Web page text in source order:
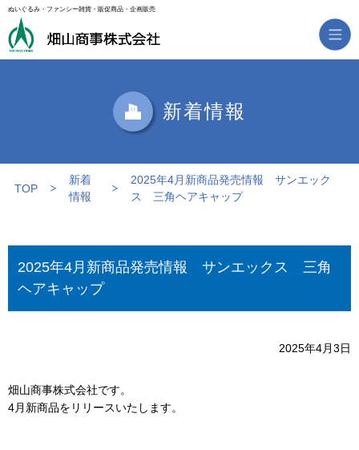
ぬいぐるみ・ファンシー雑貨・販促商品・企画販売
新着情報
TOP
新着
情報
2025年4月新商品発売情報 サンエック
ス 三角ヘアキャップ
2025年4月新商品発売情報 サンエックス 三角
ヘアキャップ
2025年4月3日
畑山商事株式会社です。
4月新商品をリリースいたします。